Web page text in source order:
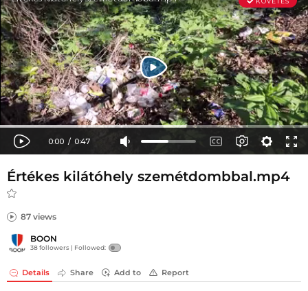
Értékes kilátóhely szemétdombbal.mp4
87 views
BOON
38 followers | Followed:
Details Share Add to Report